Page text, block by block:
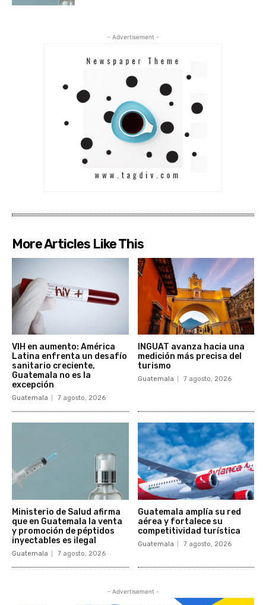
- Advertisement -
More Articles Like This
VIH en aumento: América
Latina enfrenta un desafío
sanitario creciente,
Guatemala no es la
excepción
Guatemala 7 agosto, 2026
INGUAT avanza hacia una
medición más precisa del
turismo
Guatemala 7 agosto, 2026
Ministerio de Salud afirma
que en Guatemala la venta
y promoción de péptidos
inyectables es ilegal
Guatemala 7 agosto, 2026
Guatemala amplía su red
aérea y fortalece su
competitividad turística
Guatemala 7 agosto, 2026
- Advertisement -